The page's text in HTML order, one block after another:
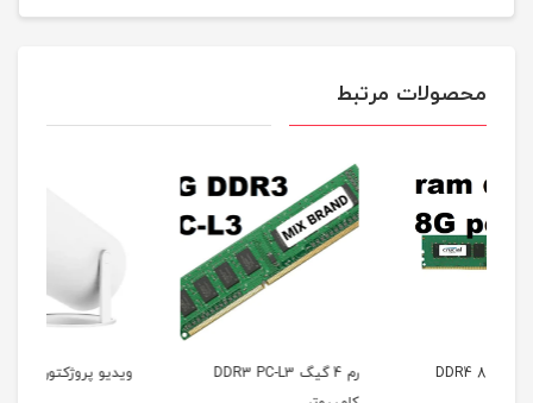
محصولات مرتبط
رم 4 گیگ DDR3 PC-L3
ویدیو پروژکتور 300-HY